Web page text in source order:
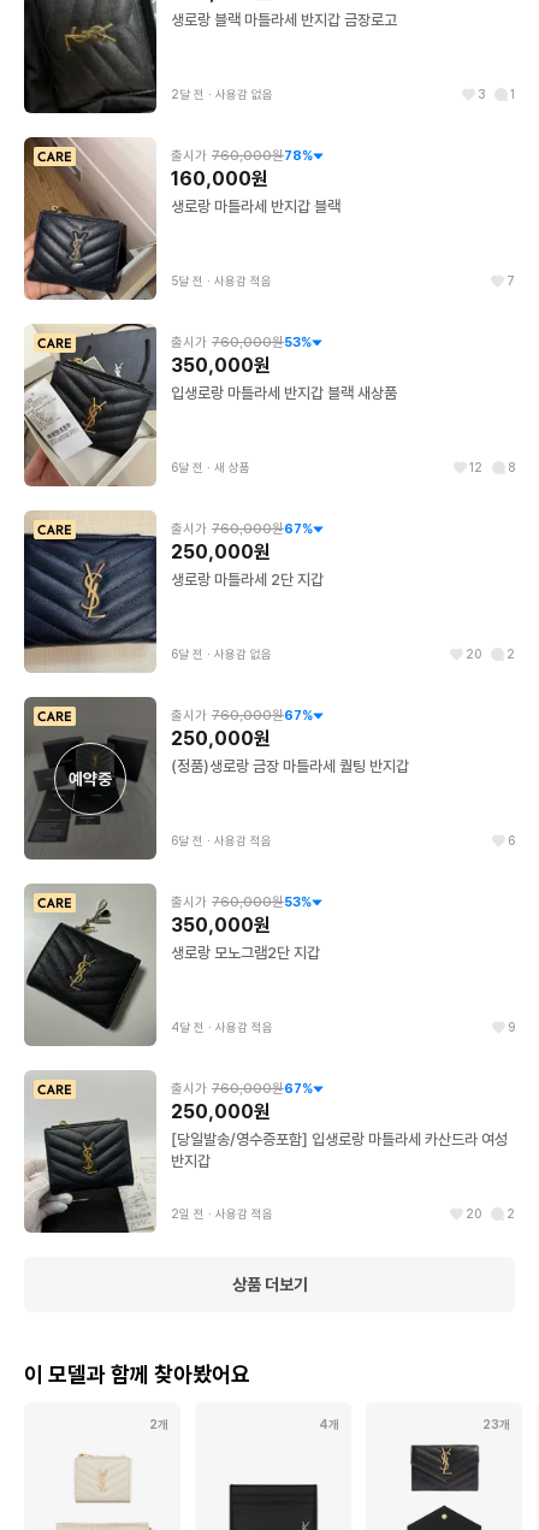
생로랑 블랙 마틀라세 반지갑 금장로고
2달 전 ∙ 사용감 없음 3 1
출시가 760,000원78%
160,000원
생로랑 마틀라세 반지갑 블랙
5달 전 ∙ 사용감 적음 7
출시가 760,000원53%
350,000원
입생로랑 마틀라세 반지갑 블랙 새상품
6달 전 ∙ 새 상품 12 8
출시가 760,000원67%
250,000원
생로랑 마틀라세 2단 지갑
6달 전 ∙ 사용감 없음 20 2
예약중
출시가 760,000원67%
250,000원
(정품)생로랑 금장 마틀라세 퀄팅 반지갑
6달 전 ∙ 사용감 적음 6
출시가 760,000원53%
350,000원
생로랑 모노그램2단 지갑
4달 전 ∙ 사용감 적음 9
출시가 760,000원67%
250,000원
[당일발송/영수증포함] 입생로랑 마틀라세 카산드라 여성
반지갑
2일 전 ∙ 사용감 적음 20 2
상품 더보기
이 모델과 함께 찾아봤어요
2개 4개 23개